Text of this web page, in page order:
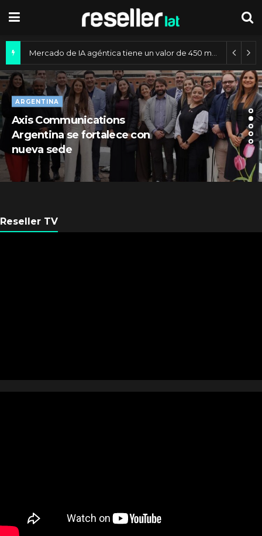
ARGENTINA
Axis Communications
Argentina se fortalece con
nueva sede
Reseller TV